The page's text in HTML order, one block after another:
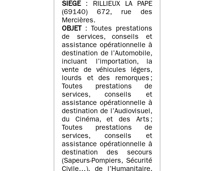
SIEGE: RILLIEUX LA PAPE
(69140) 672, rue des
Mercières.
OBJET
: Toutes prestations
de services, conseils et
assistance opérationnelle à
destination de l’Automobile,
incluant l’importation, la
vente de véhicules légers,
lourds et des remorques ;
Toutes prestations de
services, conseils et
assistance opérationnelle à
destination de l’Audiovisuel,
du Cinéma, et des Arts ;
Toutes prestations de
services, conseils et
assistance opérationnelle à
destination des secours
(Sapeurs-Pompiers, Sécurité